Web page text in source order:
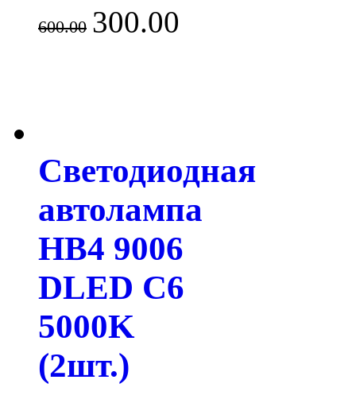
600.00 300.00
Светодиодная
автолампа
HB4 9006
DLED C6
5000K
(2шт.)